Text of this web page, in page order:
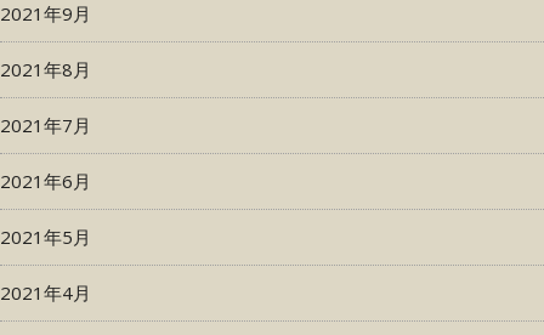
2021年9月
2021年8月
2021年7月
2021年6月
2021年5月
2021年4月